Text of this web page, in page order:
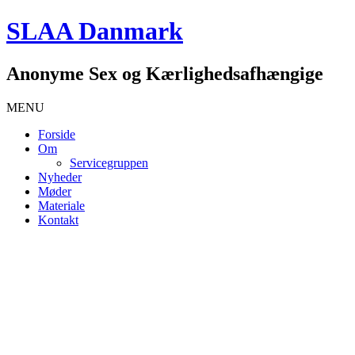
SLAA Danmark
Anonyme Sex og Kærlighedsafhængige
MENU
Forside
Om
Servicegruppen
Nyheder
Møder
Materiale
Kontakt